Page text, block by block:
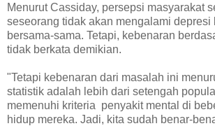
Menurut Cassiday, persepsi masyarakat
seseorang tidak akan mengalami depresi
bersama-sama. Tetapi, kebenaran
tidak berkata demikian.
"Tetapi kebenaran dari masalah ini
statistik adalah lebih dari setengah
memenuhi kriteria penyakit mental di
hidup mereka. Jadi, kita sudah benar-